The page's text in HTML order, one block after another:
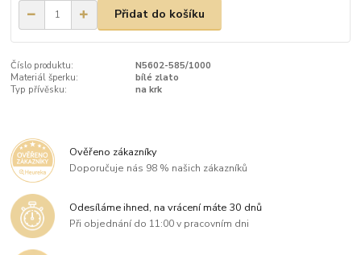
Přidat do košíku
Číslo produktu:
N5602-585/1000
Materiál šperku:
bílé zlato
Typ přívěsku:
na krk
Ověřeno zákazníky
Doporučuje nás 98 % našich zákazníků
Odesíláme ihned, na vrácení máte 30 dnů
Při objednání do 11:00 v pracovním dni